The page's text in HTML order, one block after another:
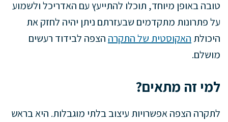
טובה באופן מיוחד, תוכלו להתייעץ עם האדריכל ולשמוע
על פתרונות מתקדמים שבעזרתם ניתן יהיה לחזק את
היכולת האקוסטית של התקרה הצפה לבידוד רעשים
מושלם.
למי זה מתאים?
לתקרה הצפה אפשרויות עיצוב בלתי מוגבלות. היא בראש